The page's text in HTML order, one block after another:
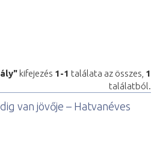
kifejezés 1-1 találata az összes, 1
találatból.
van jövője – Hatvanéves